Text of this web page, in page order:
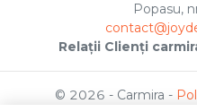
Popasu,
Relații Clienți
© 2026 - Carmira -